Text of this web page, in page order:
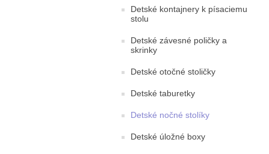
Detské kontajnery k písaciemu
stolu
Detské závesné poličky a
skrinky
Detské otočné stoličky
Detské taburetky
Detské nočné stolíky
Detské úložné boxy